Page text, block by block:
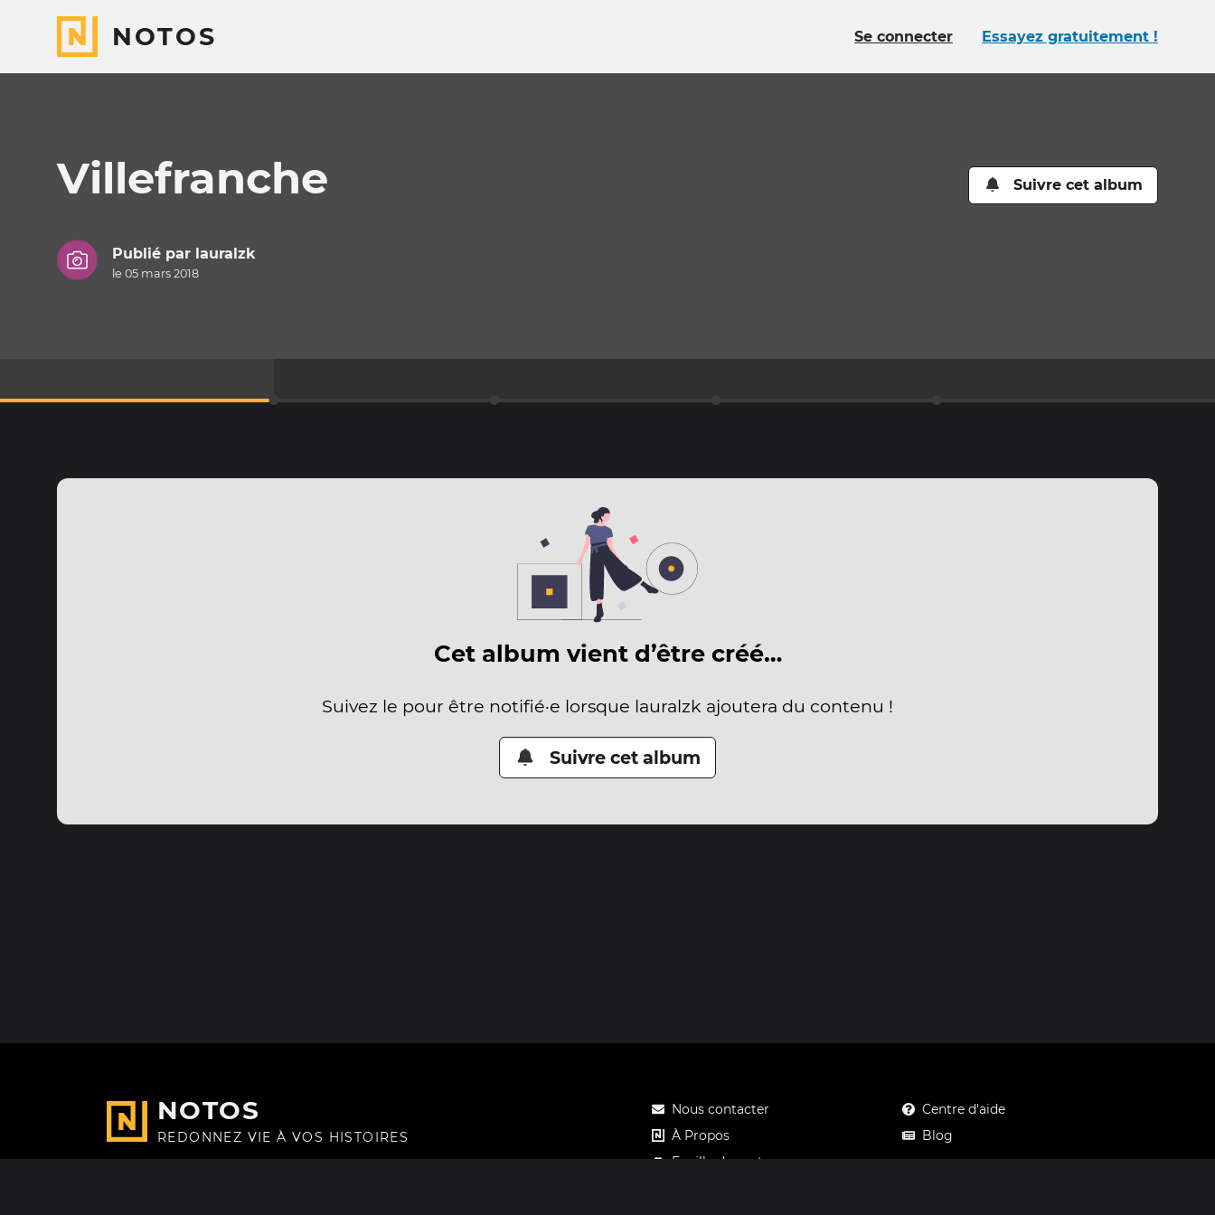
NOTOS Se connecter Essayez gratuitement !
Villefranche Suivre cet album
Publié par lauralzk
le 05 mars 2018
Cet album vient d’être créé…
Suivez le pour être notifié·e lorsque lauralzk ajoutera du contenu !
Suivre cet album
NOTOS
REDONNEZ VIE À VOS HISTOIRES
Nous contacter
À Propos
Feuille de route
Centre d'aide
Blog